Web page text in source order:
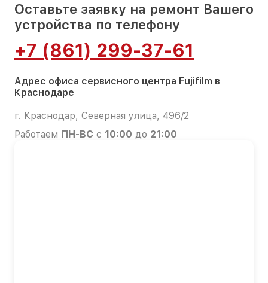
Оставьте заявку на ремонт Вашего
устройства по телефону
+7 (861) 299-37-61
Адрес офиса сервисного центра Fujifilm в
Краснодаре
г. Краснодар, Северная улица, 496/2
Работаем ПН-ВС с 10:00 до 21:00